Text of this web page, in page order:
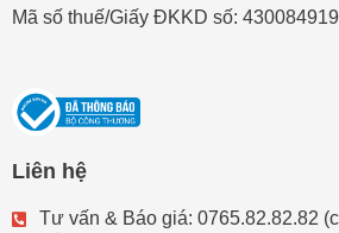
Mã số thuế/Giấy ĐKKD số:
Liên hệ
Tư vấn & Báo giá: 0765.82.82.82